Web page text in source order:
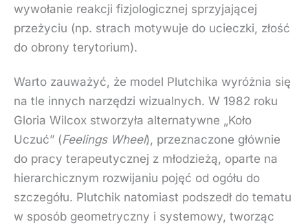
wywołanie reakcji fizjologicznej sprzyjającej
przeżyciu (np. strach motywuje do ucieczki, złość
do obrony terytorium).
Warto zauważyć, że model Plutchika wyróżnia się
na tle innych narzędzi wizualnych. W 1982 roku
Gloria Wilcox stworzyła alternatywne „Koło
Uczuć” (Feelings Wheel), przeznaczone głównie
do pracy terapeutycznej z młodzieżą, oparte na
hierarchicznym rozwijaniu pojęć od ogółu do
szczegółu. Plutchik natomiast podszedł do tematu
w sposób geometryczny i systemowy, tworząc